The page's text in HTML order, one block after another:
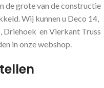
de grote van de constructie
Wij kunnen u Deco 14,
Driehoek en Vierkant Truss
in onze webshop.